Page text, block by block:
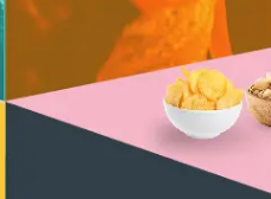
La salsa Jalapeño
tipo di personalità
gusto e
vivere la
ricerca di
personalità
Chili e la salsa